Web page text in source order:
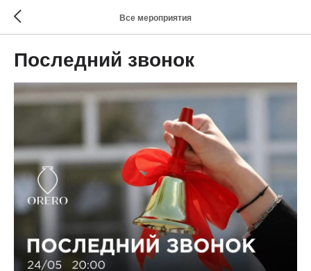
Все мероприятия
Последний звонок